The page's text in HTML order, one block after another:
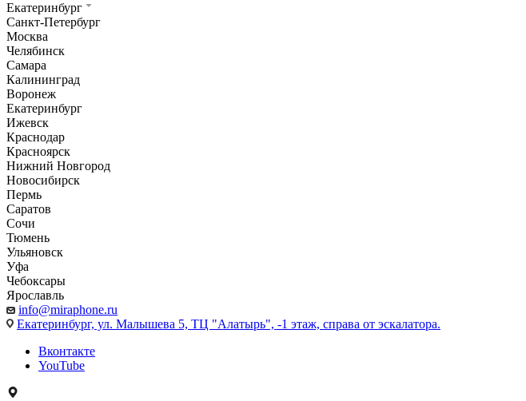
Екатеринбург
Санкт-Петербург
Москва
Челябинск
Самара
Калининград
Воронеж
Екатеринбург
Ижевск
Краснодар
Красноярск
Нижний Новгород
Новосибирск
Пермь
Саратов
Сочи
Тюмень
Ульяновск
Уфа
Чебоксары
Ярославль
info@miraphone.ru
Екатеринбург, ул. Малышева 5, ТЦ "Алатырь", -1 этаж, справа от эскалатора.
Вконтакте
YouTube